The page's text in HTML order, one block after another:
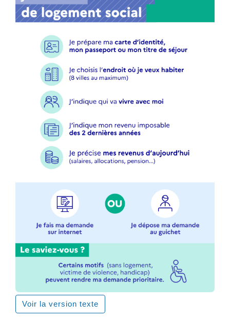
Voir la version texte